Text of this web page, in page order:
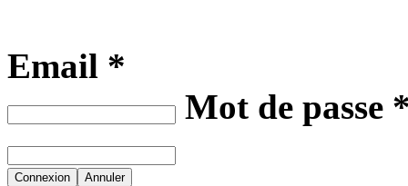
Email *
Mot de passe